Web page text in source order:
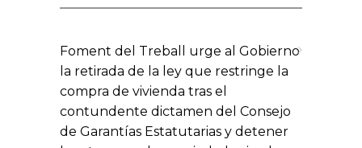
Foment del Treball urge al Gobierno
la retirada de la ley que restringe la
compra de vivienda tras el
contundente dictamen del Consejo
de Garantías Estatutarias y detener